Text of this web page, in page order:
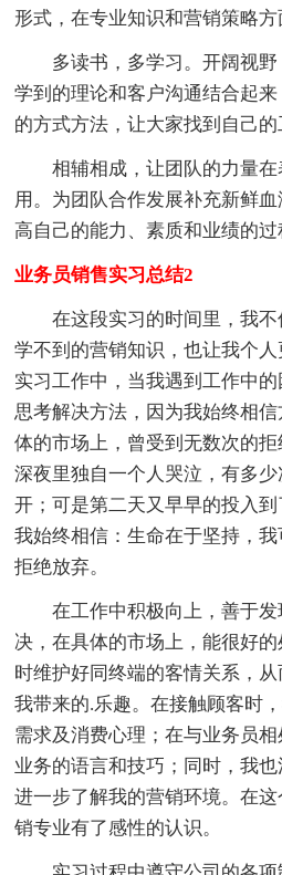
形式，在专业知识和营销策略方
多读书，多学习。开阔视野
学到的理论和客户沟通结合起
的方式方法，让大家找到自己
相辅相成，让团队的力量在
用。为团队合作发展补充新鲜
高自己的能力、素质和业绩的过
业务员销售实习总结2
在这段实习的时间里，我不
学不到的营销知识，也让我个
实习工作中，当我遇到工作中
思考解决方法，因为我始终相
体的市场上，曾受到无数次的
深夜里独自一个人哭泣，有多
开；可是第二天又早早的投入
我始终相信：生命在于坚持，
拒绝放弃。
在工作中积极向上，善于发
决，在具体的市场上，能很好
时维护好同终端的客情关系，
我带来的.乐趣。在接触顾客时
需求及消费心理；在与业务员
业务的语言和技巧；同时，我也
进一步了解我的营销环境。在
销专业有了感性的认识。